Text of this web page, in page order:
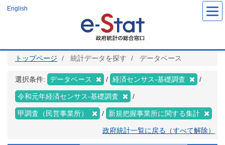
ツ
English
トップページ 統計データを探す データベース
選択条件: データベース 経済センサス‐基礎調査
令和元年経済センサス‐基礎調査
甲調査（民営事業所） 新規把握事業所に関する集計
政府統計一覧に戻る（すべて解除）